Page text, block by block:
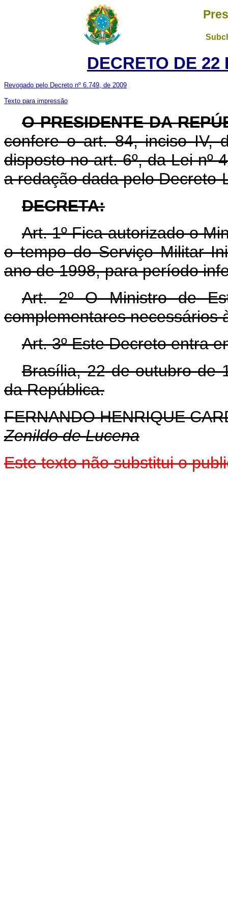
DECRETO DE 22
Revogado pelo Decreto nº 6.749, de 2009
Texto para impressão
O PRESIDENTE DA
confere o art. 84, inciso IV,
disposto no art. 6º, da Lei nº
a redação dada pelo
DECRETA:
Art. 1º Fica autorizado o
o tempo do Serviço Militar
ano de 1998, para período
Art. 2º O Ministro de
complementares necessários
Art. 3º Este Decreto entra
Brasília, 22 de outubro de
da República.
FERNANDO HENRIQUE
Zenildo de Lucena
Este texto não substitui o